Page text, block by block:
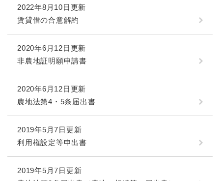
2022年8月10日更新
賃貸借の合意解約
2020年6月12日更新
非農地証明願申請書
2020年6月12日更新
農地法第4・5条届出書
2019年5月7日更新
利用権設定等申出書
2019年5月7日更新